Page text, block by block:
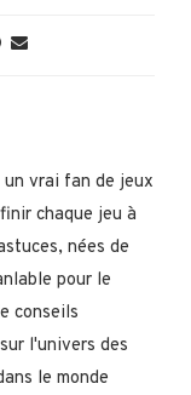
vrai fan de jeux
chaque jeu à
nées de
pour le
conseils
l'univers des
le monde